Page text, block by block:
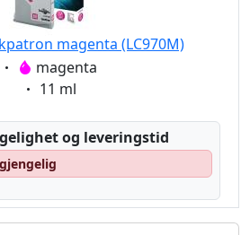
magenta (LC970M)
Eigenschaft:
magenta
Eigenschaft:
11 ml
og leveringstid